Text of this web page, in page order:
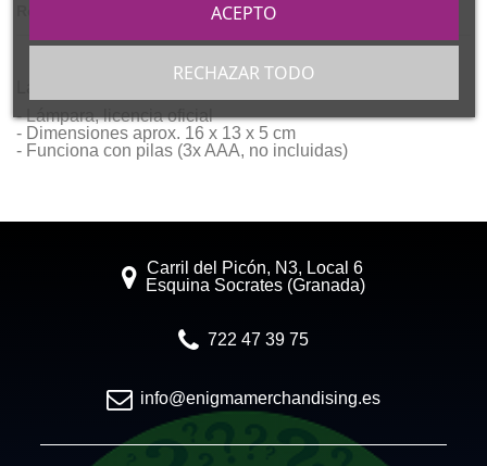
- Lámpara, licencia oficial
- Dimensiones aprox. 16 x 13 x 5 cm
- Funciona con pilas (3x AAA, no incluidas)
Carril del Picón, N3, Local 6
Esquina Socrates (Granada)
722 47 39 75
info@enigmamerchandising.es
RECHAZAR TODO
ACEPTO